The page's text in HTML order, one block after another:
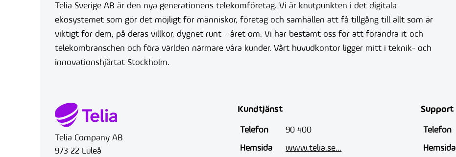
Telia Sverige AB är den nya generationens telekomföretag. Vi är knutpunkten i det digitala
ekosystemet som gör det möjligt för människor, företag och samhällen att få tillgång till allt som är
viktigt för dem, på deras villkor, dygnet runt – året om. Vi har bestämt oss för att förändra it-och
telekombranschen och föra världen närmare våra kunder. Vårt huvudkontor ligger mitt i teknik- och
innovationshjärtat Stockholm.
Telia Company AB
973 22 Luleå
Kundtjänst
Telefon
90 400
Hemsida
www.telia.se...
Support
Telefon
Hemsida